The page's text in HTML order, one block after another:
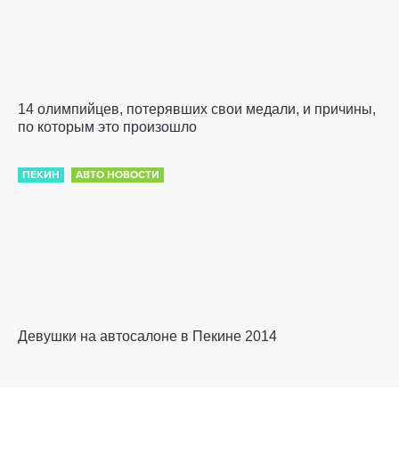
14 олимпийцев, потерявших свои медали, и причины,
по которым это произошло
ПЕКИН АВТО НОВОСТИ
Девушки на автосалоне в Пекине 2014